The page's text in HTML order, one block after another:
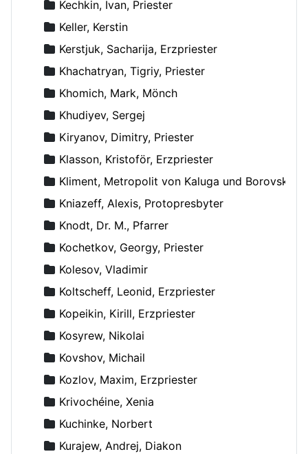
Kechkin, Ivan, Priester
Keller, Kerstin
Kerstjuk, Sacharija, Erzpriester
Khachatryan, Tigriy, Priester
Khomich, Mark, Mönch
Khudiyev, Sergej
Kiryanov, Dimitry, Priester
Klasson, Kristoför, Erzpriester
Kliment, Metropolit von Kaluga und Borovsk
Kniazeff, Alexis, Protopresbyter
Knodt, Dr. M., Pfarrer
Kochetkov, Georgy, Priester
Kolesov, Vladimir
Koltscheff, Leonid, Erzpriester
Kopeikin, Kirill, Erzpriester
Kosyrew, Nikolai
Kovshov, Michail
Kozlov, Maxim, Erzpriester
Krivochéine, Xenia
Kuchinke, Norbert
Kurajew, Andrej, Diakon